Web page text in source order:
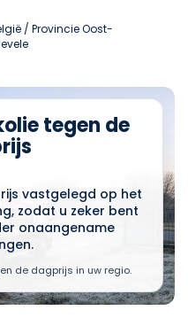
/ Provincie Oost-
tegen de
vastgelegd op het
zodat u zeker bent
onaangename
de dagprijs in uw regio.